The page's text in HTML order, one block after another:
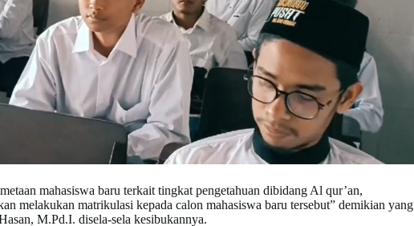
mahasiswa baru terkait tingkat pengetahuan dibidang Al qur’an,
melakukan matrikulasi kepada calon mahasiswa baru tersebut” demikian yang
M.Pd.I. disela-sela kesibukannya.